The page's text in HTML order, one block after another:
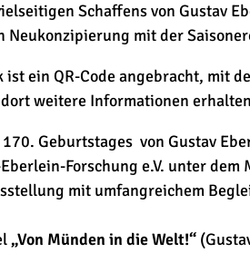
Schaffens von Gustav
Neukonzipierung mit der
ist ein QR-Code angebracht, mit
weitere Informationen
Geburtstages von Gustav
Forschung e.V. unter dem
mit umfangreichem
„Von Münden in die Welt!“